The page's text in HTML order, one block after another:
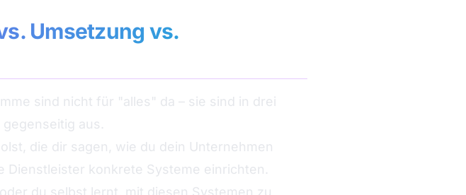
Umsetzung vs.
sind nicht für "alles" da – sie sind in drei
aus.
die dir sagen, wie du dein Unternehmen
konkrete Systeme einrichten.
du selbst lernt, mit diesen Systemen zu